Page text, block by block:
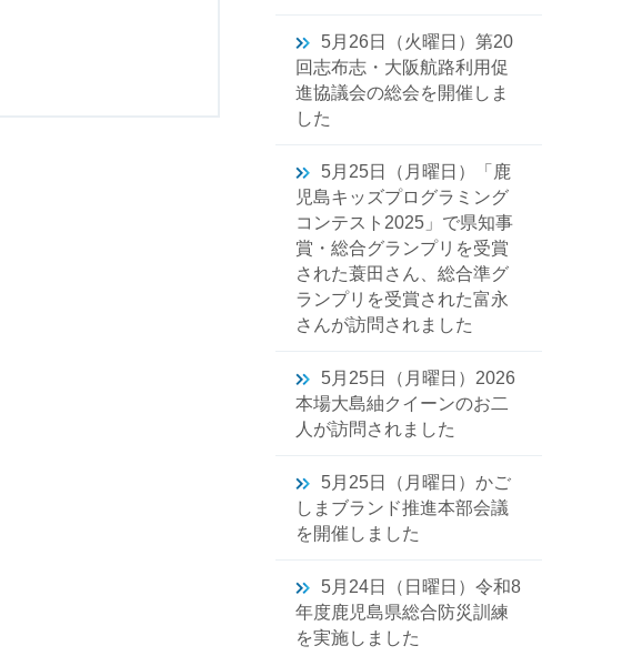
5月26日（火曜日）第20
回志布志・大阪航路利用促
進協議会の総会を開催しま
した
5月25日（月曜日）「鹿
児島キッズプログラミング
コンテスト2025」で県知事
賞・総合グランプリを受賞
された蓑田さん、総合準グ
ランプリを受賞された富永
さんが訪問されました
5月25日（月曜日）2026
本場大島紬クイーンのお二
人が訪問されました
5月25日（月曜日）かご
しまブランド推進本部会議
を開催しました
5月24日（日曜日）令和8
年度鹿児島県総合防災訓練
を実施しました